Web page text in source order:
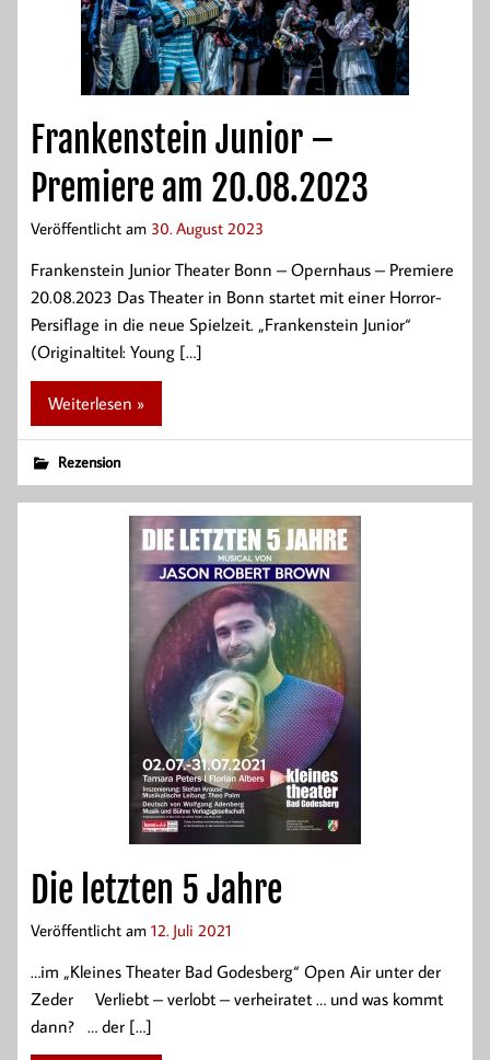
Frankenstein Junior –
Premiere am 20.08.2023
Veröffentlicht am 30. August 2023
Frankenstein Junior Theater Bonn – Opernhaus – Premiere
20.08.2023 Das Theater in Bonn startet mit einer Horror-
Persiflage in die neue Spielzeit. „Frankenstein Junior“
(Originaltitel: Young […]
Weiterlesen »
Rezension
Die letzten 5 Jahre
Veröffentlicht am 12. Juli 2021
…im „Kleines Theater Bad Godesberg“ Open Air unter der
Zeder Verliebt – verlobt – verheiratet … und was kommt
dann? … der […]